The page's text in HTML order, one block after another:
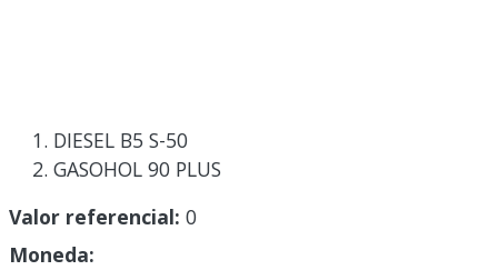
DIESEL B5 S-50
GASOHOL 90 PLUS
Valor referencial: 0
Moneda: